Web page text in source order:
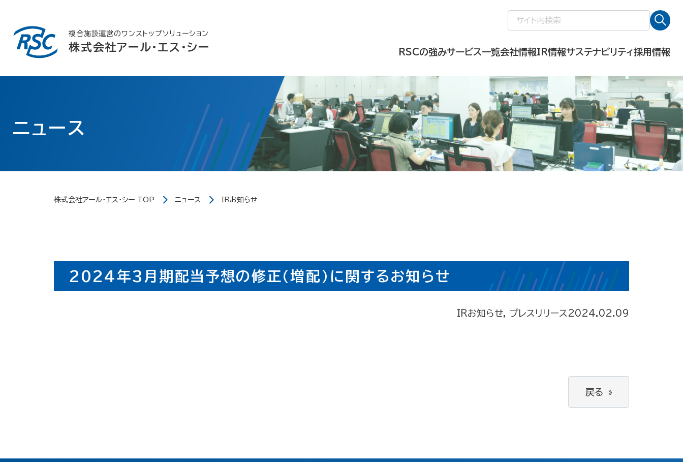
content
複合施設運営のワンストップソリューション
株式会社アール・エス・シー
索:
RSCの強みサービス一覧会社情報IR情報サステナビリティ採用情報
ニュース
株式会社アール・エス・シー TOP ニュース IRお知らせ
2024年3月期配当予想の修正(増配)に関するお知らせ
IRお知らせ, プレスリリース 2024.02.09
戻る »